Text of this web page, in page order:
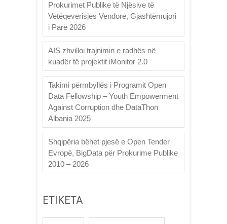
Prokurimet Publike të Njësive të
Vetëqeverisjes Vendore, Gjashtëmujori
i Parë 2026
AIS zhvilloi trajnimin e radhës në
kuadër të projektit iMonitor 2.0
Takimi përmbyllës i Programit Open
Data Fellowship – Youth Empowerment
Against Corruption dhe DataThon
Albania 2025
Shqipëria bëhet pjesë e Open Tender
Evropë, BigData për Prokurime Publike
2010 – 2026
ETIKETA